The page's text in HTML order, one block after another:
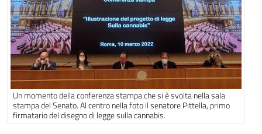
Un momento della conferenza stampa che si è svolta nella sala
stampa del Senato. Al centro nella foto il senatore Pittella, primo
firmatario del disegno di legge sulla cannabis.